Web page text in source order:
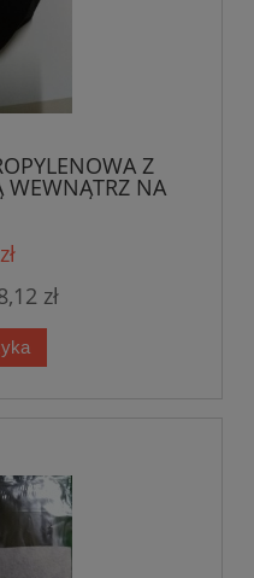
Z
WEWNĄTRZ NA
GRATIS
zł